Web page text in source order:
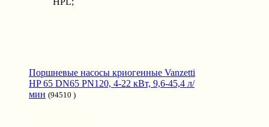
Поршневые насосы криогенные Vanzetti
HP 65 DN65 PN120, 4-22 кВт, 9,6-45,4 л/
мин (94510 )